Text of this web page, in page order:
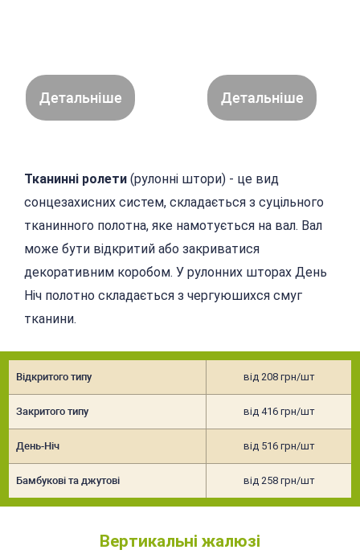
Детальніше Детальніше
Тканинні ролети (рулонні штори) - це вид
сонцезахисних систем, складається з суцільного
тканинного полотна, яке намотується на вал. Вал
може бути відкритий або закриватися
декоративним коробом. У рулонних шторах День
Ніч полотно складається з чергуюшихся смуг
тканини.
Відкритого типу від 208 грн/шт
Закритого типу від 416 грн/шт
День-Ніч від 516 грн/шт
Бамбукові та джутові від 258 грн/шт
Вертикальні жалюзі